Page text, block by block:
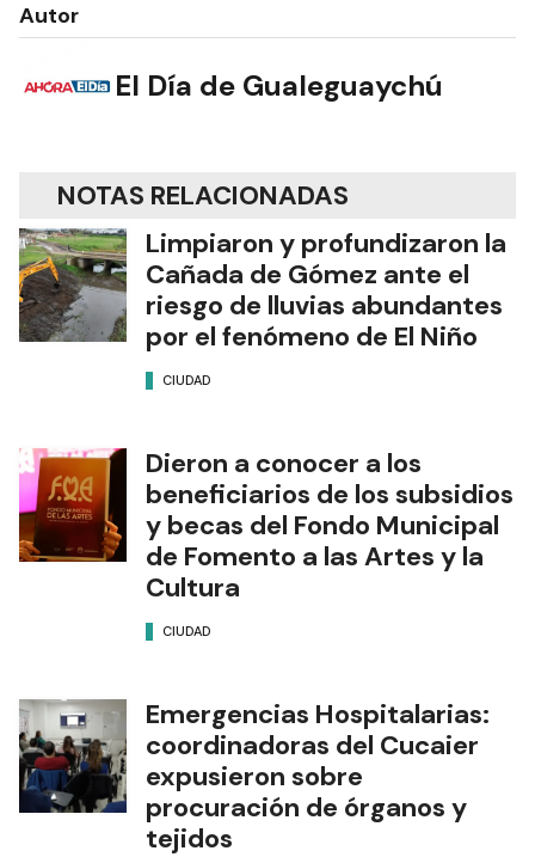
Autor
El Día de Gualeguaychú
NOTAS RELACIONADAS
Limpiaron y profundizaron la
Cañada de Gómez ante el
riesgo de lluvias abundantes
por el fenómeno de El Niño
CIUDAD
Dieron a conocer a los
beneficiarios de los subsidios
y becas del Fondo Municipal
de Fomento a las Artes y la
Cultura
CIUDAD
Emergencias Hospitalarias:
coordinadoras del Cucaier
expusieron sobre
procuración de órganos y
tejidos